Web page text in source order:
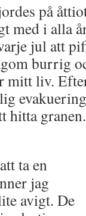
på
med i alla
jul att
burrig
mitt liv.
hitta
ta en
jag
avigt. De